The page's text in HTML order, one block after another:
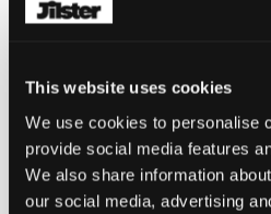
This website uses cookies
We use cookies to personalise
provide social media features
We also share information
our social media, advertising
intuïtief. Iedereen kan
jouw tekst & afbeeldingen.
Je maakt indruk. Jouw
de indruk zijn van hoe
creatief je werk eruitziet.
Bewaar het voor altijd.